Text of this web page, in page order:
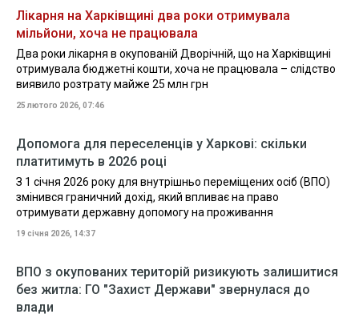
Лікарня на Харківщині два роки отримувала
мільйони, хоча не працювала
Два роки лікарня в окупованій Дворічній, що на Харківщині
отримувала бюджетні кошти, хоча не працювала – слідство
виявило розтрату майже 25 млн грн
25 лютого 2026, 07:46
Допомога для переселенців у Харкові: скільки
платитимуть в 2026 році
З 1 січня 2026 року для внутрішньо переміщених осіб (ВПО)
змінився граничний дохід, який впливає на право
отримувати державну допомогу на проживання
19 січня 2026, 14:37
ВПО з окупованих територій ризикують залишитися
без житла: ГО "Захист Держави" звернулася до
влади